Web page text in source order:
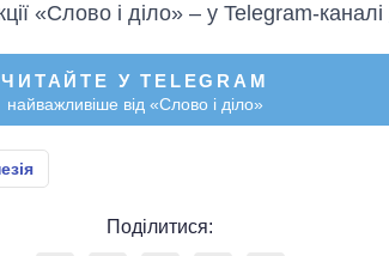
«Слово і діло» – у Telegram-каналі
ЧИТАЙТЕ У TELEGRAM
найважливіше від «Слово і діло»
Поділитися: